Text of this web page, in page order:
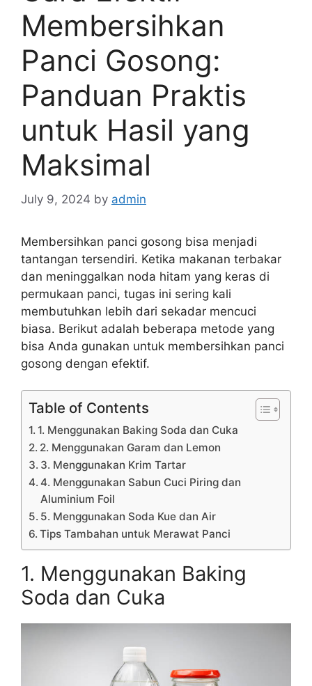
Membersihkan
Panci Gosong:
Panduan Praktis
untuk Hasil yang
Maksimal
July 9, 2024 by admin
Membersihkan panci gosong bisa menjadi
tantangan tersendiri. Ketika makanan terbakar
dan meninggalkan noda hitam yang keras di
permukaan panci, tugas ini sering kali
membutuhkan lebih dari sekadar mencuci
biasa. Berikut adalah beberapa metode yang
bisa Anda gunakan untuk membersihkan panci
gosong dengan efektif.
Table of Contents
1. Menggunakan Baking Soda dan Cuka
2. Menggunakan Garam dan Lemon
3. Menggunakan Krim Tartar
4. Menggunakan Sabun Cuci Piring dan
Aluminium Foil
5. Menggunakan Soda Kue dan Air
Tips Tambahan untuk Merawat Panci
1. Menggunakan Baking
Soda dan Cuka